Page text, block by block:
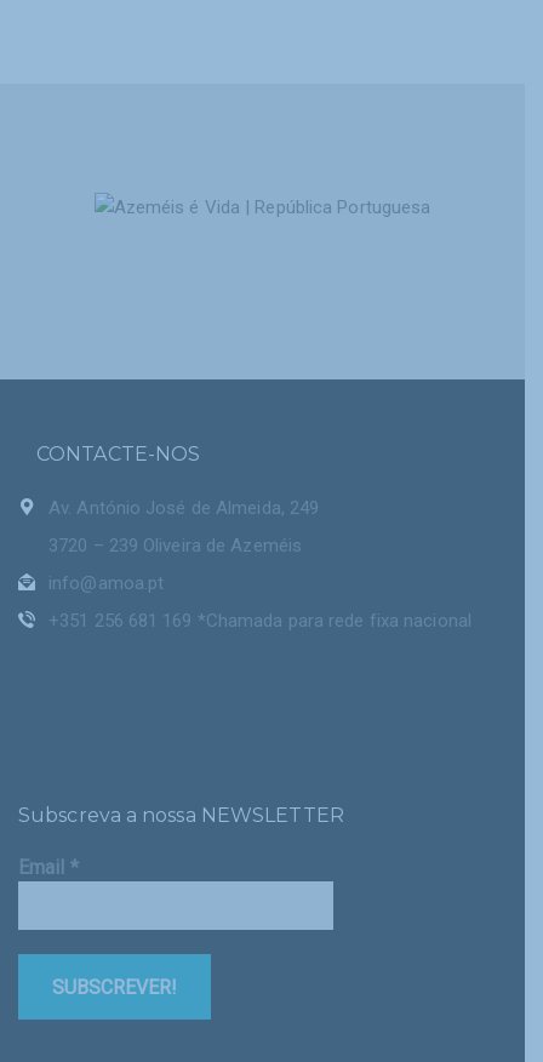
CONTACTE-NOS
Av. António José de Almeida, 249
3720 – 239 Oliveira de Azeméis
info@amoa.pt
+351 256 681 169 *Chamada para rede fixa nacional
Subscreva a nossa NEWSLETTER
Email *